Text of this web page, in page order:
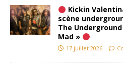
Kickin
scène
The Underground
Mad »
17 juillet 2026